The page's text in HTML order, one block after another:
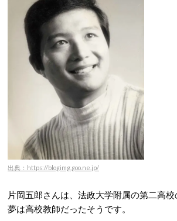
出典：https://blogimg.goo.ne.jp/
片岡五郎さんは、法政大学附属の第二高
夢は高校教師だったそうです。